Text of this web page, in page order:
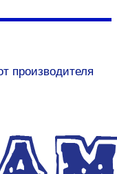
производителя